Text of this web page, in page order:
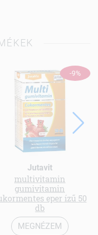
-9%
Jutavit
multivitamin
gumivitamin
eper ízű 50
db
MEGNÉZEM